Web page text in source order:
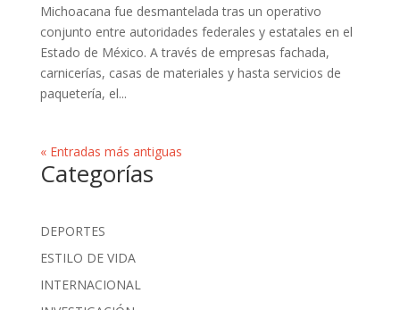
Michoacana fue desmantelada tras un operativo
conjunto entre autoridades federales y estatales en el
Estado de México. A través de empresas fachada,
carnicerías, casas de materiales y hasta servicios de
paquetería, el...
« Entradas más antiguas
Categorías
DEPORTES
ESTILO DE VIDA
INTERNACIONAL